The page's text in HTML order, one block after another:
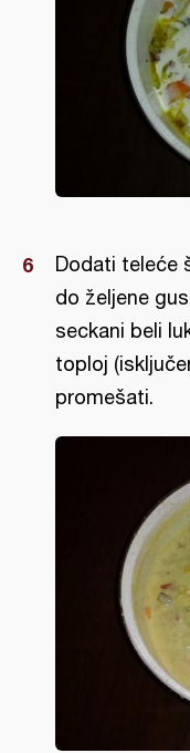
Dodati teleće
do željene
seckani beli
toploj
promešati.